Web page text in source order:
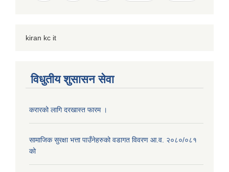
kiran kc it
विधुतीय शुसासन सेवा
करारको लागि दरखास्त फारम ।
सामाजिक सुरक्षा भत्ता पाउँनेहरुको वडागत विवरण आ.व. २०८०/०८१
को